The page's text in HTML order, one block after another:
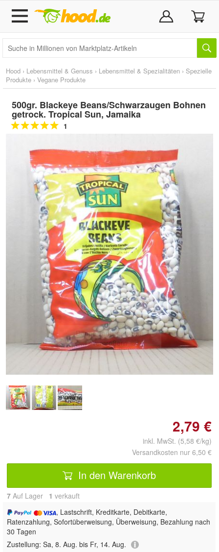
Hood › Lebensmittel & Genuss › Lebensmittel & Spezialitäten › Spezielle
Produkte › Vegane Produkte
500gr. Blackeye Beans/Schwarzaugen Bohnen
getrock. Tropical Sun, Jamaika
1
Doppelt antippen zum
vergrößern
2,79 €
inkl. MwSt. (5,58 €/kg)
Versandkosten nur 6,50 €
In den Warenkorb
7 Auf Lager 1 verkauft
, Lastschrift, Kreditkarte, Debitkarte,
Ratenzahlung, Sofortüberweisung, Überweisung, Bezahlung nach
30 Tagen
Zustellung: Sa, 8. Aug. bis Fr, 14. Aug.